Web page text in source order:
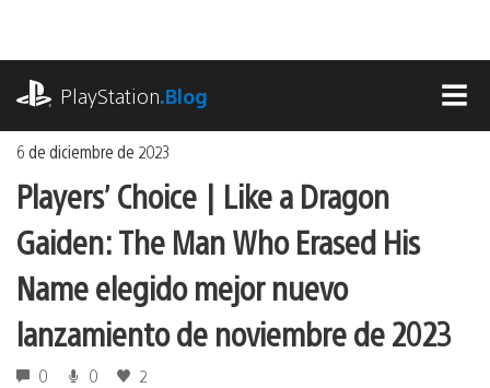
contenido
PlayStation.Blog
6 de diciembre de 2023
Players’ Choice | Like a Dragon
Gaiden: The Man Who Erased His
Name elegido mejor nuevo
lanzamiento de noviembre de 2023
0 0 2